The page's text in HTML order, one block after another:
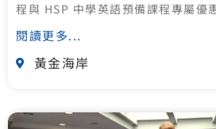
程與 HSP 中學英語預備課程專屬優
閱讀更多...
黃金海岸